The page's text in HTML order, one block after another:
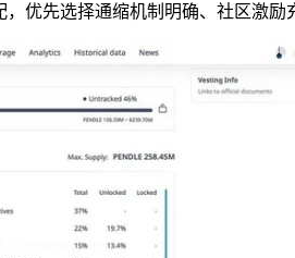
优先选择通缩机制明确、社区激励